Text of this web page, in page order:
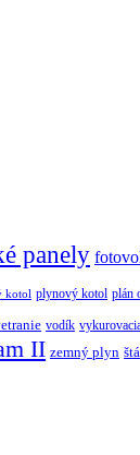
panely
kotol plynový kotol plán
vodík
II zemný plyn